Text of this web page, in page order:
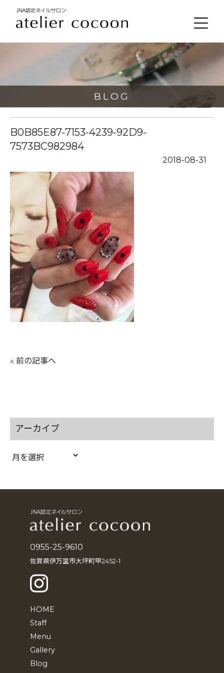
BLOG
B0B85E87-7153-4239-92D9-
7573BC982984
2018-08-31
« 前の記事へ
アーカイブ
ア
0955-25-9610
佐賀県伊万里市大坪町甲2452-1
HOME
Staff
Menu
Gallery
Blog